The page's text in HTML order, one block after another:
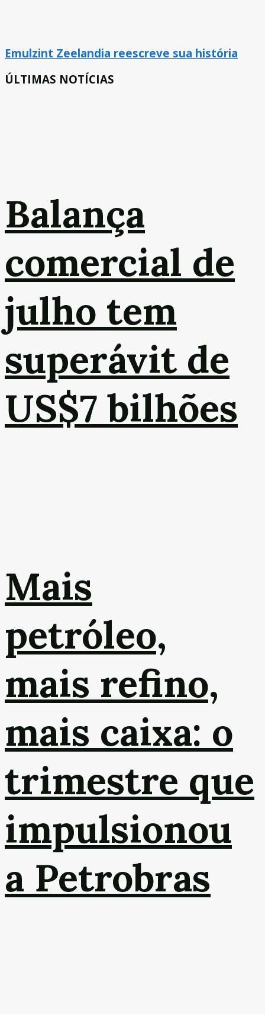
Emulzint Zeelandia reescreve sua história
ÚLTIMAS NOTÍCIAS
Balança
comercial de
julho tem
superávit de
US$7 bilhões
Mais
petróleo,
mais refino,
mais caixa: o
trimestre que
impulsionou
a Petrobras